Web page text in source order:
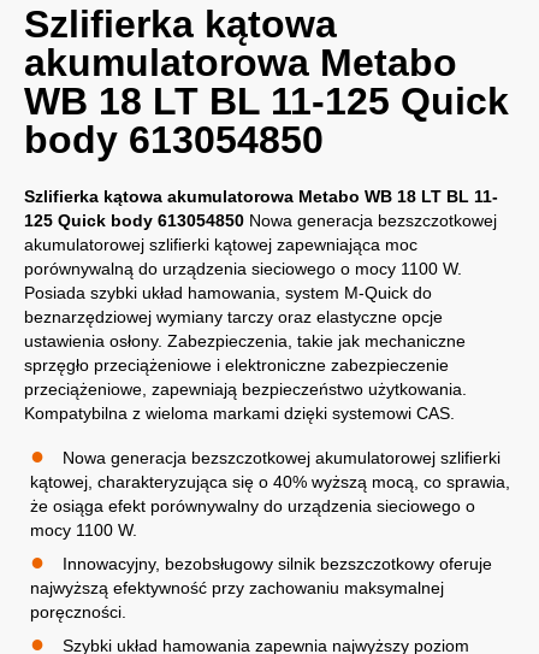
Szlifierka kątowa
akumulatorowa Metabo
WB 18 LT BL 11-125 Quick
body 613054850
Szlifierka kątowa akumulatorowa Metabo WB 18 LT BL 11-
125 Quick body 613054850 Nowa generacja bezszczotkowej
akumulatorowej szlifierki kątowej zapewniająca moc
porównywalną do urządzenia sieciowego o mocy 1100 W.
Posiada szybki układ hamowania, system M-Quick do
beznarzędziowej wymiany tarczy oraz elastyczne opcje
ustawienia osłony. Zabezpieczenia, takie jak mechaniczne
sprzęgło przeciążeniowe i elektroniczne zabezpieczenie
przeciążeniowe, zapewniają bezpieczeństwo użytkowania.
Kompatybilna z wieloma markami dzięki systemowi CAS.
Nowa generacja bezszczotkowej akumulatorowej szlifierki
kątowej, charakteryzująca się o 40% wyższą mocą, co sprawia,
że osiąga efekt porównywalny do urządzenia sieciowego o
mocy 1100 W.
Innowacyjny, bezobsługowy silnik bezszczotkowy oferuje
najwyższą efektywność przy zachowaniu maksymalnej
poręczności.
Szybki układ hamowania zapewnia najwyższy poziom